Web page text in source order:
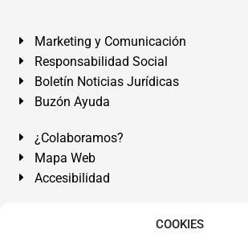
COOKIES
Marketing y Comunicación
Responsabilidad Social
Boletín Noticias Jurídicas
Buzón Ayuda
¿Colaboramos?
Mapa Web
Accesibilidad
Álvarez Abogados Tenerife:Calle